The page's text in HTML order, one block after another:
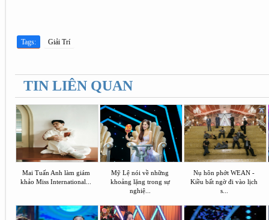
Tags: Giải Trí
TIN LIÊN QUAN
Mai Tuấn Anh làm giám
khảo Miss International...
Mỹ Lệ nói về những
khoảng lặng trong sự
nghiệ...
Nụ hôn phớt WEAN -
Kiều bất ngờ đi vào lịch
s...